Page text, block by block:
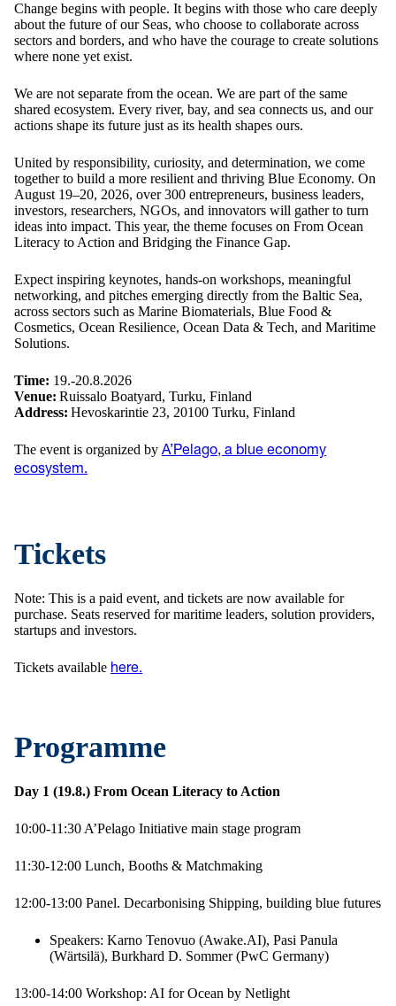
Change begins with people. It begins with those who care deeply
about the future of our Seas, who choose to collaborate across
sectors and borders, and who have the courage to create solutions
where none yet exist.
We are not separate from the ocean. We are part of the same
shared ecosystem. Every river, bay, and sea connects us, and our
actions shape its future just as its health shapes ours.
United by responsibility, curiosity, and determination, we come
together to build a more resilient and thriving Blue Economy. On
August 19–20, 2026, over 300 entrepreneurs, business leaders,
investors, researchers, NGOs, and innovators will gather to turn
ideas into impact. This year, the theme focuses on From Ocean
Literacy to Action and Bridging the Finance Gap.
Expect inspiring keynotes, hands-on workshops, meaningful
networking, and pitches emerging directly from the Baltic Sea,
across sectors such as Marine Biomaterials, Blue Food &
Cosmetics, Ocean Resilience, Ocean Data & Tech, and Maritime
Solutions.
Time: 19.-20.8.2026
Venue: Ruissalo Boatyard, Turku, Finland
Address: Hevoskarintie 23, 20100 Turku, Finland
The event is organized by A’Pelago, a blue economy
ecosystem.
Tickets
Note: This is a paid event, and tickets are now available for
purchase. Seats reserved for maritime leaders, solution providers,
startups and investors.
Tickets available here.
Programme
Day 1 (19.8.) From Ocean Literacy to Action
10:00-11:30 A’Pelago Initiative main stage program
11:30-12:00 Lunch, Booths & Matchmaking
12:00-13:00 Panel. Decarbonising Shipping, building blue futures
Speakers: Karno Tenovuo (Awake.AI), Pasi Panula
(Wärtsilä), Burkhard D. Sommer (PwC Germany)
13:00-14:00 Workshop: AI for Ocean by Netlight